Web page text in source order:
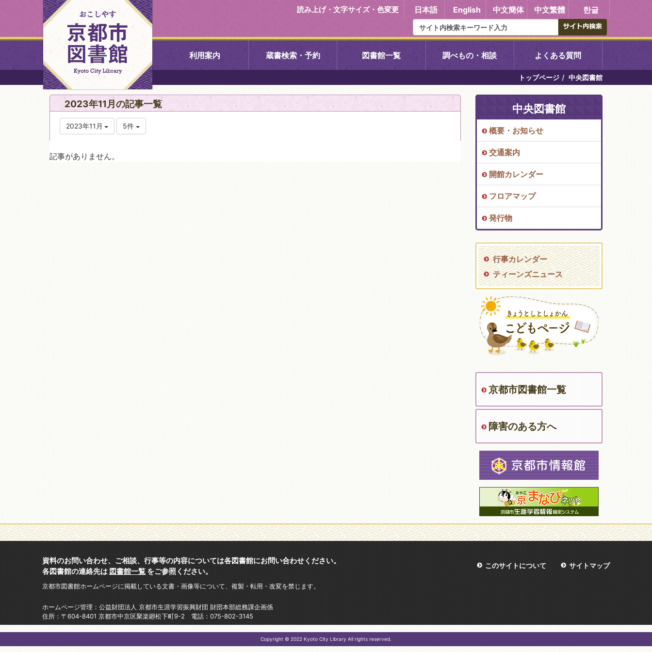
読み上げ・文字サイズ・色変更 日本語 English 中文簡体 中文繁體 한글
利用案内 蔵書検索・予約 図書館一覧
中央図書館 右京中央図書館 伏見中央図書館 醍醐中央図書館
北図書館 左京図書館 岩倉図書館 東山図書館
吉祥院図書館
向島図書館
こどもみらい館子育て図
コミュニティプラザ深草
図書館
調べもの・相談 よくある質問
トップページ 中央図書館
2023年11月の記事一覧
2023年11月 5件
記事がありません。
中央図書館
概要・お知らせ
交通案内
開館カレンダー
フロアマップ
発行物
行事カレンダー
ティーンズニュース
京都市図書館一覧
障害のある方へ
このサイトについて サイトマップ
資料のお問い合わせ、ご相談、行事等の内容については各図書館にお問い合わせください。
各図書館の連絡先は 図書館一覧 をご参照ください。
京都市図書館ホームページに掲載している文書・画像等について、複製・転用・改変を禁じます。
ホームページ管理：公益財団法人 京都市生涯学習振興財団 財団本部総務課企画係
住所：〒604-8401 京都市中京区聚楽廻松下町9-2 電話：075-802-3145
Copyright © 2022 Kyoto City Library All rights reserved.